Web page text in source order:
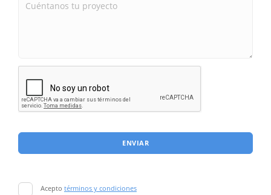
ENVIAR
Acepto términos y condiciones